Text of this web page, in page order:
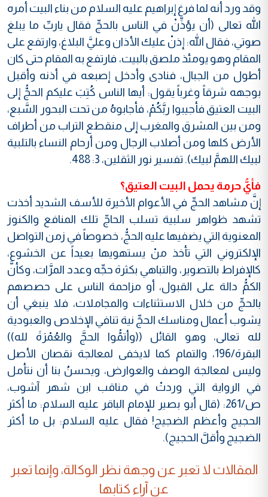
وقد ورد أنه لما فرغ إبراهيم عليه السلام من بناء البيت أمره
الله تعالى (أن يؤذِّنْ في الناس بالحجِّ فقال ياربِّ ما يبلغ
صوتي، فقال الله: إذنْ عليك الأذان وعليَّ البلاغ، وارتفع على
المقام وهو يومئذ ملصق بالبيت، فارتفع به المقام حتى كان
أطول من الجبال، فنادى وأدخل إصبعه في أذنه وأقبل
بوجهه شرقاً وغرباً يقول: أيها الناس كُتِبَ عليكم الحجُّ إلى
البيت العتيق فأجيبوا ربَّكُمْ، فأجابوهُ من تحت البحور السَّبع،
ومن بين المشرق والمغرب إلى منقطع التراب من أطراف
الأرض كلها ومن أصلاب الرجال ومن أرحام النساء بالتلبية
لبيك اللهمَّ لبيك). تفسير نور الثقلين، 3: 488.
فأيُّ حرمة يحمل البيت العتيق؟
إنَّ مشاهد الحجِّ في الأعوام الأخيرة للأسف الشديد أخذت
تشهد ظواهر سلبية تسلب الحاجّ تلك المنافع والكنوز
المعنوية التي يضفيها عليه الحجُّ، خصوصاً في زمن التواصل
الإلكتروني التي تأخذ منْ يستهويها بعيداً عن الخشوع،
كالإفراط بالتصوير، والتباهي بكثرة حجِّه وعدد المرَّات، وكأنَّ
الكمُّ دالة على القبول، أو مزاحمة الناس على حصصهم
بالحجِّ من خلال الاستثناءات والمجاملات، فلا ينبغي أن
يشوب أعمال ومناسك الحجِّ نية تنافي الإخلاص والعبودية
لله تعالى، وهو القائل ((وأتمُّوا الحجَّ والعُمْرَةَ لله))
البقرة/196، والتمام كما لايخفى لمعالجة نقصان الأصل
وليس لمعالجة الوصف والعوارض، ويحسنُ بنا أن نتأمل
في الرواية التي وردتْ في مناقب ابن شهر آشوب،
ص/261: (قال أبو بصير للإمام الباقر عليه السلام: ما أكثر
الحجيج وأعظم الضجيج! فقال عليه السلام: بل ما أكثر
الضجيج وأقلَّ الحجيج).
المقالات لا تعبر عن وجهة نظر الوكالة، وإنما تعبر
عن آراء كتابها